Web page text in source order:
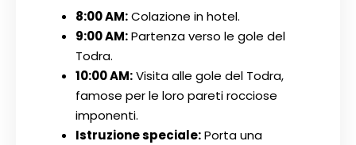
8:00 AM:Colazione in hotel.
9:00 AM:Partenza verso le gole del
Todra.
10:00 AM:Visita alle gole del Todra,
famose per le loro pareti rocciose
imponenti.
Istruzione speciale:Porta una